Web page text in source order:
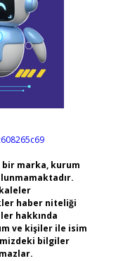
marka, kurum
haber niteliği
hakkında
ve kişiler ile isim
bilgiler